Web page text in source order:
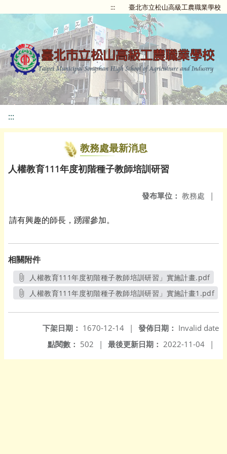
::: 臺北市立松山高級工農職業學校
:::
教務處最新消息
人權教育111年度初階種子教師培訓研習
發布單位： 教務處 |
請有興趣的師長，踴躍參加。
相關附件
人權教育111年度初階種子教師培訓研習」實施計畫.pdf
另開新視窗
人權教育111年度初階種子教師培訓研習」實施計畫1.pdf
發佈日期： Invalid date
下架日期： 1670-12-14
|
最後更新日期： 2022-11-04 |
點閱數： 502 |